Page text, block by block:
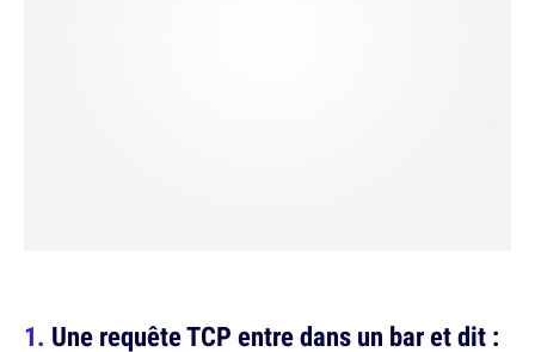
Une requête TCP entre dans un bar et dit :